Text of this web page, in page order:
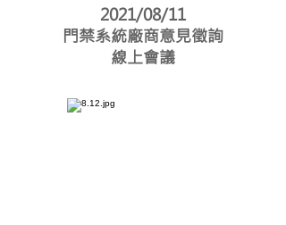
2021/08/11
門禁系統廠商意見徵詢
線上會議